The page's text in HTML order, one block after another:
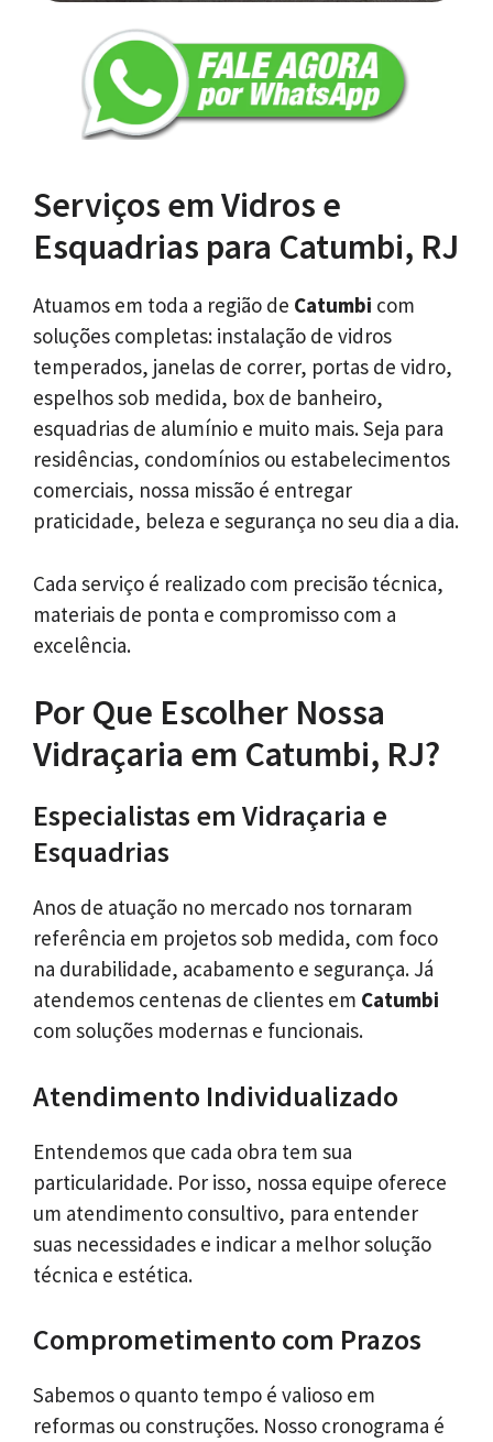
Serviços em Vidros e
Esquadrias para Catumbi, RJ
Atuamos em toda a região de Catumbi com
soluções completas: instalação de vidros
temperados, janelas de correr, portas de vidro,
espelhos sob medida, box de banheiro,
esquadrias de alumínio e muito mais. Seja para
residências, condomínios ou estabelecimentos
comerciais, nossa missão é entregar
praticidade, beleza e segurança no seu dia a dia.
Cada serviço é realizado com precisão técnica,
materiais de ponta e compromisso com a
excelência.
Por Que Escolher Nossa
Vidraçaria em Catumbi, RJ?
Especialistas em Vidraçaria e
Esquadrias
Anos de atuação no mercado nos tornaram
referência em projetos sob medida, com foco
na durabilidade, acabamento e segurança. Já
atendemos centenas de clientes em Catumbi
com soluções modernas e funcionais.
Atendimento Individualizado
Entendemos que cada obra tem sua
particularidade. Por isso, nossa equipe oferece
um atendimento consultivo, para entender
suas necessidades e indicar a melhor solução
técnica e estética.
Comprometimento com Prazos
Sabemos o quanto tempo é valioso em
reformas ou construções. Nosso cronograma é